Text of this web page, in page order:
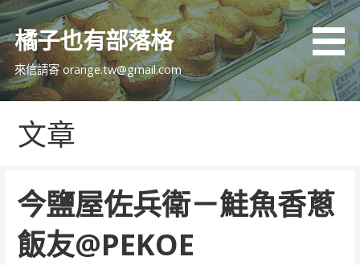
跳
主
內
橘子也有部落格
來信請寄 orange.tw@gmail.com
文章
今鹽屋佐兵衛－鮭魚香蔥
飯友@PEKOE